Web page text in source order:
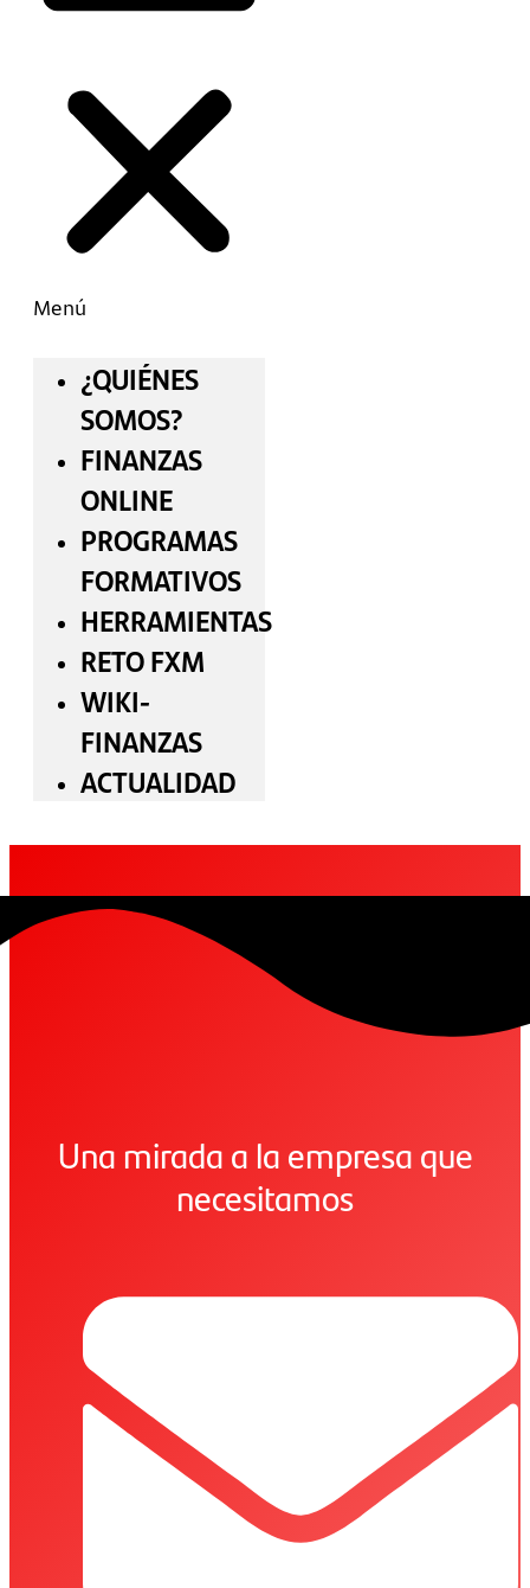
Menú
¿QUIÉNES
SOMOS?
FINANZAS
ONLINE
PROGRAMAS
FORMATIVOS
HERRAMIENTAS
RETO FXM
WIKI-
FINANZAS
ACTUALIDAD
Una mirada a la empresa que
necesitamos